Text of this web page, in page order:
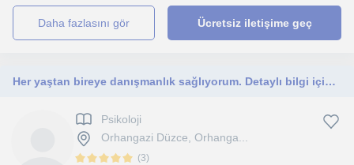
daha fazlasını gör Ücretsiz iletişime geç
Her yaştan bireye danışmanlık sağlıyorum. Detaylı bilgi için yazabilirsiniz. Eğitim koçluğu
Psikoloji
Orhangazi Düzce, Orhanga...
(3)